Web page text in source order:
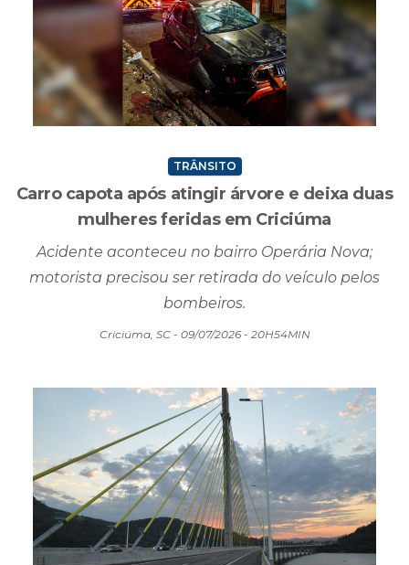
TRÂNSITO
Carro capota após atingir árvore e deixa duas
mulheres feridas em Criciúma
Acidente aconteceu no bairro Operária Nova;
motorista precisou ser retirada do veículo pelos
bombeiros.
Criciúma, SC - 09/07/2026 - 20H54MIN